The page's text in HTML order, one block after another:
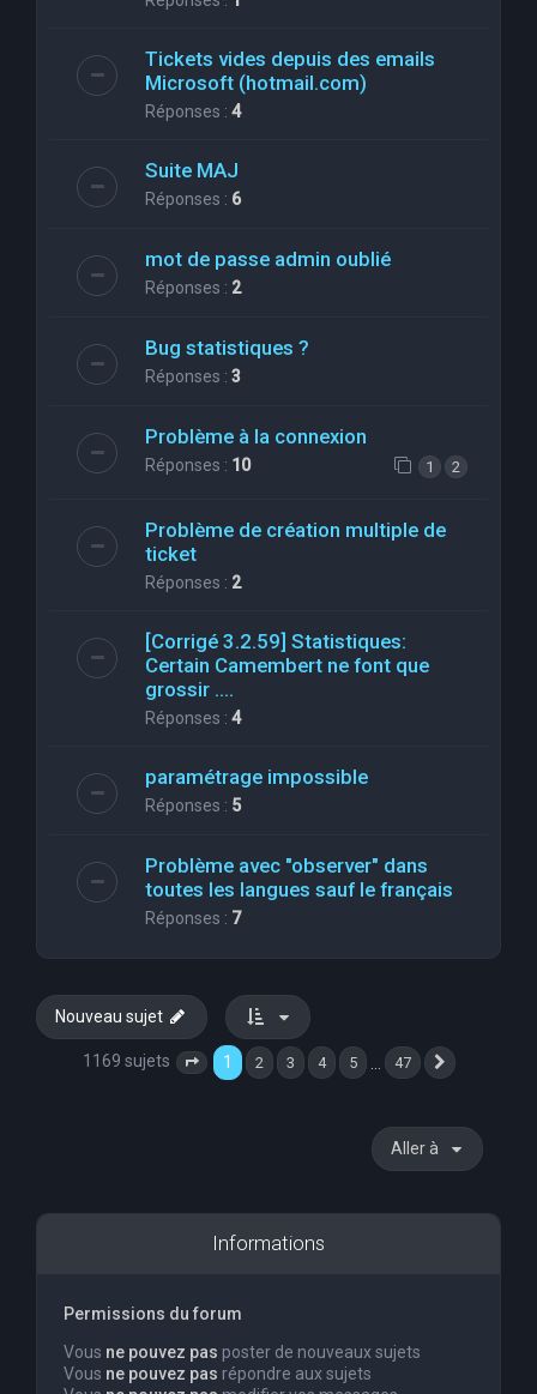
Tickets vides depuis des emails
Microsoft (hotmail.com)
Réponses : 4
Suite MAJ
Réponses : 6
mot de passe admin oublié
Réponses : 2
Bug statistiques ?
Réponses : 3
Problème à la connexion
Réponses : 10 1 2
Problème de création multiple de
ticket
Réponses : 2
[Corrigé 3.2.59] Statistiques:
Certain Camembert ne font que
grossir ....
Réponses : 4
paramétrage impossible
Réponses : 5
Problème avec "observer" dans
toutes les langues sauf le français
Réponses : 7
Nouveau sujet
1169 sujets Page 1 sur47
1 2 3 4 5 47
Aller à
Informations
Permissions du forum
Vous ne pouvez pas poster de nouveaux sujets
Vous ne pouvez pas répondre aux sujets